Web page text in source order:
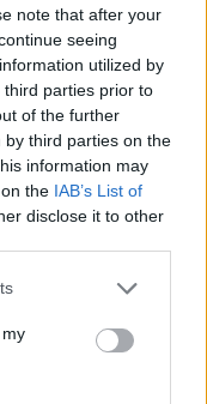
note that after your
seeing
utilized by
parties prior to
of the further
third parties on the
information may
the IAB’s List of
disclose it to other
την αγορά
- 5 εκατ.
έως την Κρήτη
Αλληλεγγύης